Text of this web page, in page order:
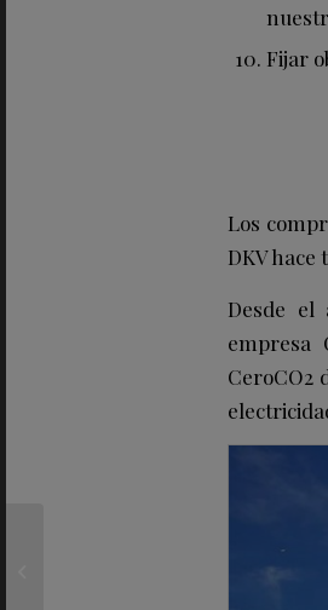
Fijar
Los
DKV
Desde el
empresa
CeroCO2